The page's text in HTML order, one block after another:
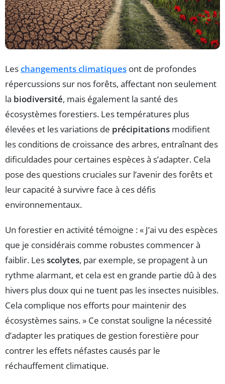
Leschangements climatiques ont de profondes
répercussions sur nos forêts, affectant non seulement
la biodiversité, mais également la santé des
écosystèmes forestiers. Les températures plus
élevées et les variations de précipitations modifient
les conditions de croissance des arbres, entraînant des
dificuldades pour certaines espèces à s’adapter. Cela
pose des questions cruciales sur l’avenir des forêts et
leur capacité à survivre face à ces défis
environnementaux.
Un forestier en activité témoigne : « J’ai vu des espèces
que je considérais comme robustes commencer à
faiblir. Lesscolytes, par exemple, se propagent à un
rythme alarmant, et cela est en grande partie dû à des
hivers plus doux qui ne tuent pas les insectes nuisibles.
Cela complique nos efforts pour maintenir des
écosystèmes sains. » Ce constat souligne la nécessité
d’adapter les pratiques de gestion forestière pour
contrer les effets néfastes causés par le
réchauffement climatique.